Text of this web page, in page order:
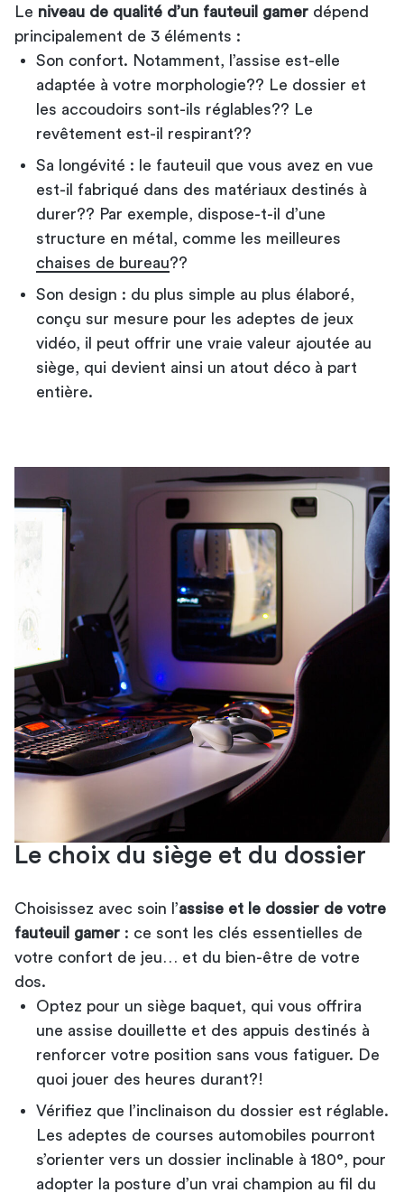
Le niveau de qualité d’un fauteuil gamer dépend
principalement de 3 éléments :
Son confort. Notamment, l’assise est-elle
adaptée à votre morphologie?? Le dossier et
les accoudoirs sont-ils réglables?? Le
revêtement est-il respirant??
Sa longévité : le fauteuil que vous avez en vue
est-il fabriqué dans des matériaux destinés à
durer?? Par exemple, dispose-t-il d’une
structure en métal, comme les meilleures
chaises de bureau??
Son design : du plus simple au plus élaboré,
conçu sur mesure pour les adeptes de jeux
vidéo, il peut offrir une vraie valeur ajoutée au
siège, qui devient ainsi un atout déco à part
entière.
Le choix du siège et du dossier
Choisissez avec soin l’assise et le dossier de votre
fauteuil gamer : ce sont les clés essentielles de
votre confort de jeu… et du bien-être de votre
dos.
Optez pour un siège baquet, qui vous offrira
une assise douillette et des appuis destinés à
renforcer votre position sans vous fatiguer. De
quoi jouer des heures durant?!
Vérifiez que l’inclinaison du dossier est réglable.
Les adeptes de courses automobiles pourront
s’orienter vers un dossier inclinable à 180°, pour
adopter la posture d’un vrai champion au fil du